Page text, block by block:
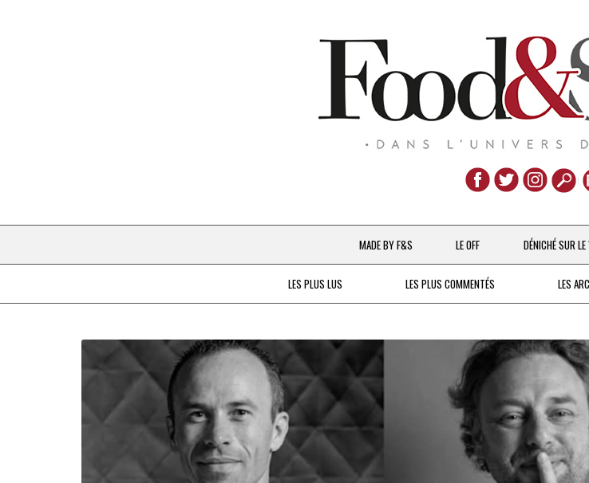
Aller
au
contenu
MADE BY F&S
CHEFS & ACTUALITÉS
V…DE VOYAGE
LE OFF DÉNICHÉ SUR LE
LES PLUS LUS LES PLUS COMMENTÉS LES